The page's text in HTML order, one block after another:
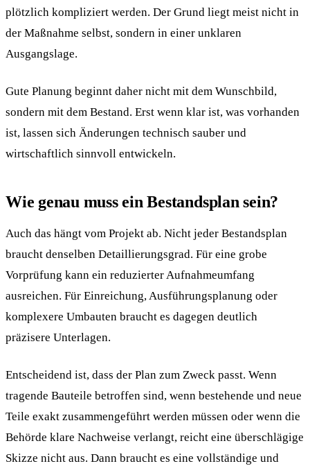
plötzlich kompliziert werden. Der Grund liegt meist nicht in
der Maßnahme selbst, sondern in einer unklaren
Ausgangslage.
Gute Planung beginnt daher nicht mit dem Wunschbild,
sondern mit dem Bestand. Erst wenn klar ist, was vorhanden
ist, lassen sich Änderungen technisch sauber und
wirtschaftlich sinnvoll entwickeln.
Wie genau muss ein Bestandsplan sein?
Auch das hängt vom Projekt ab. Nicht jeder Bestandsplan
braucht denselben Detaillierungsgrad. Für eine grobe
Vorprüfung kann ein reduzierter Aufnahmeumfang
ausreichen. Für Einreichung, Ausführungsplanung oder
komplexere Umbauten braucht es dagegen deutlich
präzisere Unterlagen.
Entscheidend ist, dass der Plan zum Zweck passt. Wenn
tragende Bauteile betroffen sind, wenn bestehende und neue
Teile exakt zusammengeführt werden müssen oder wenn die
Behörde klare Nachweise verlangt, reicht eine überschlägige
Skizze nicht aus. Dann braucht es eine vollständige und